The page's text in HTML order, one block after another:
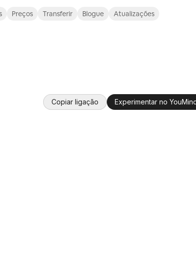
Preços Transferir Blogue Atualizações
Copiar ligação Experimentar no